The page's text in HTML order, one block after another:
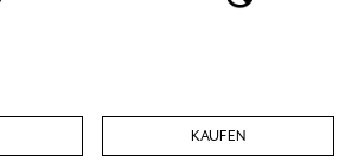
KAUFEN